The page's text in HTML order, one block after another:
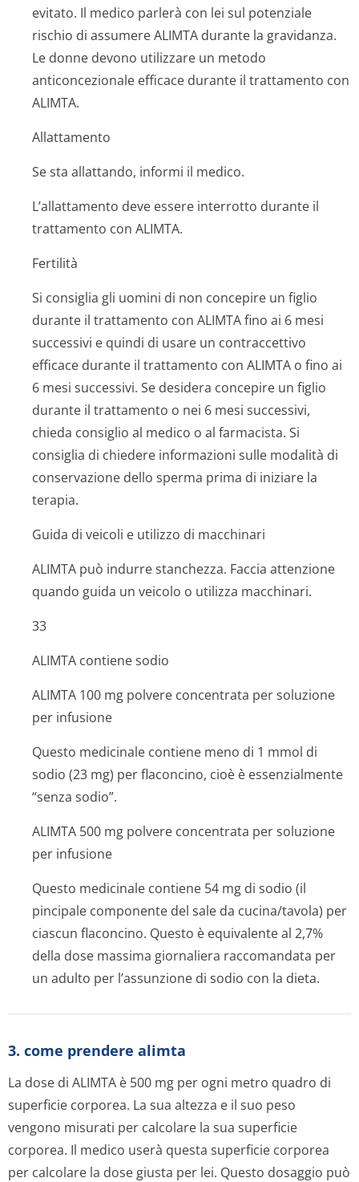
evitato. Il medico parlerà con lei sul potenziale
rischio di assumere ALIMTA durante la gravidanza.
Le donne devono utilizzare un metodo
anticoncezionale efficace durante il trattamento con
ALIMTA.
Allattamento
Se sta allattando, informi il medico.
L’allattamento deve essere interrotto durante il
trattamento con ALIMTA.
Fertilità
Si consiglia gli uomini di non concepire un figlio
durante il trattamento con ALIMTA fino ai 6 mesi
successivi e quindi di usare un contraccettivo
efficace durante il trattamento con ALIMTA o fino ai
6 mesi successivi. Se desidera concepire un figlio
durante il trattamento o nei 6 mesi successivi,
chieda consiglio al medico o al farmacista. Si
consiglia di chiedere informazioni sulle modalità di
conservazione dello sperma prima di iniziare la
terapia.
Guida di veicoli e utilizzo di macchinari
ALIMTA può indurre stanchezza. Faccia attenzione
quando guida un veicolo o utilizza macchinari.
33
ALIMTA contiene sodio
ALIMTA 100 mg polvere concentrata per soluzione
per infusione
Questo medicinale contiene meno di 1 mmol di
sodio (23 mg) per flaconcino, cioè è essenzialmente
“senza sodio”.
ALIMTA 500 mg polvere concentrata per soluzione
per infusione
Questo medicinale contiene 54 mg di sodio (il
pincipale componente del sale da cucina/tavola) per
ciascun flaconcino. Questo è equivalente al 2,7%
della dose massima giornaliera raccomandata per
un adulto per l’assunzione di sodio con la dieta.
3. come prendere alimta
La dose di ALIMTA è 500 mg per ogni metro quadro di
superficie corporea. La sua altezza e il suo peso
vengono misurati per calcolare la sua superficie
corporea. Il medico userà questa superficie corporea
per calcolare la dose giusta per lei. Questo dosaggio può